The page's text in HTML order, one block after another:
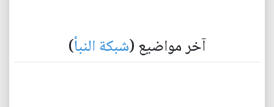
آخر مواضيع (شبكة النبأ)